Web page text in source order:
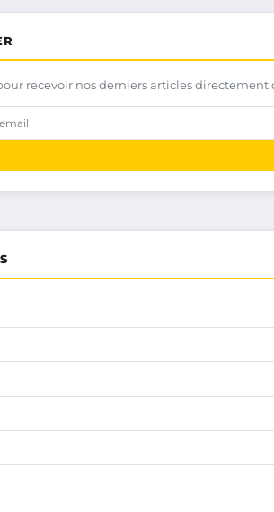
recevoir nos derniers articles